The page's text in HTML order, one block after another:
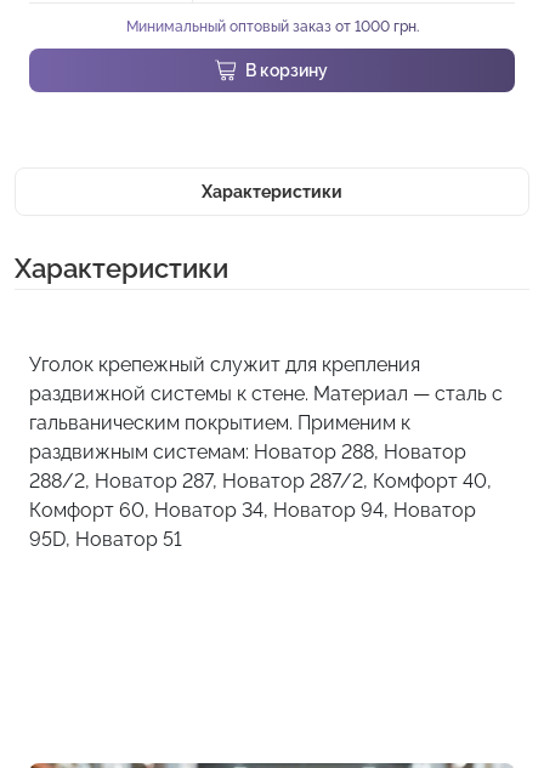
Минимальный оптовый заказ от 1000 грн.
В корзину
Характеристики
Характеристики
Уголок крепежный служит для крепления
раздвижной системы к стене. Материал — сталь с
гальваническим покрытием. Применим к
раздвижным системам: Новатор 288, Новатор
288/2, Новатор 287, Новатор 287/2, Комфорт 40,
Комфорт 60, Новатор 34, Новатор 94, Новатор
95D, Новатор 51